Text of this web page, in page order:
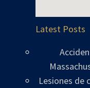
Latest Posts
Lesiones de